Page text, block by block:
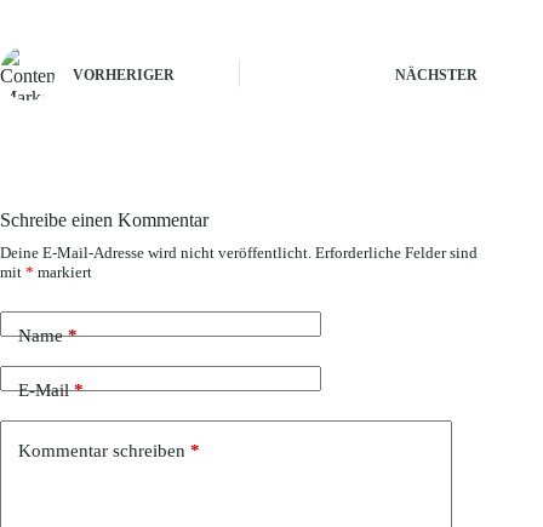
VORHERIGER NÄCHSTER
Schreibe einen Kommentar
Deine E-Mail-Adresse wird nicht veröffentlicht. Erforderliche Felder sind
mit * markiert
Name*
E-Mail*
Kommentar schreiben *